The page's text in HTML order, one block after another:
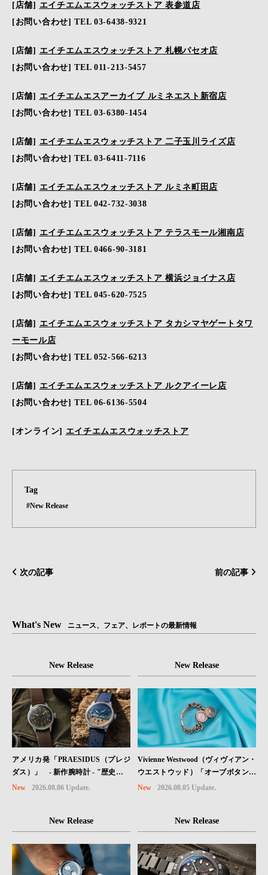
[店舗] エイチエムエスウォッチストア 表参道店
[お問い合わせ] TEL 03-6438-9321
[店舗] エイチエムエスウォッチストア 札幌パセオ店
[お問い合わせ] TEL 011-213-5457
[店舗] エイチエムエスアーカイブ ルミネエスト新宿店
[お問い合わせ] TEL 03-6380-1454
[店舗] エイチエムエスウォッチストア 二子玉川ライズ店
[お問い合わせ] TEL 03-6411-7116
[店舗] エイチエムエスウォッチストア ルミネ町田店
[お問い合わせ] TEL 042-732-3038
[店舗] エイチエムエスウォッチストア テラスモール湘南店
[お問い合わせ] TEL 0466-90-3181
[店舗] エイチエムエスウォッチストア 横浜ジョイナス店
[お問い合わせ] TEL 045-620-7525
[店舗] エイチエムエスウォッチストア タカシマヤゲートタワ
ーモール店
[お問い合わせ] TEL 052-566-6213
[店舗] エイチエムエスウォッチストア ルクアイーレ店
[お問い合わせ] TEL 06-6136-5504
[オンライン] エイチエムエスウォッチストア
Tag
#New Release
次の記事 前の記事
What's New ニュース、フェア、レポートの最新情報
New Release
アメリカ発「PRAESIDUS（プレジ
ダス）」 - 新作腕時計 - "歴史を身
に着ける“ -戦場を駆け抜けたWillys
込めた「A-11」コレクション2種類
New 2026.08.06 Update.
New Release
Vivienne Westwood（ヴィヴィアン・
ウエストウッド）「オーブボタン」
コレクションに、⽇本限定カラーの
New 2026.08.05 Update.
New Release New Release